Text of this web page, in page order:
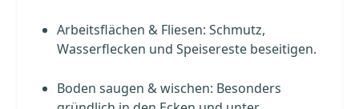
Arbeitsflächen & Fliesen: Schmutz,
Wasserflecken und Speisereste beseitigen.
Boden saugen & wischen: Besonders